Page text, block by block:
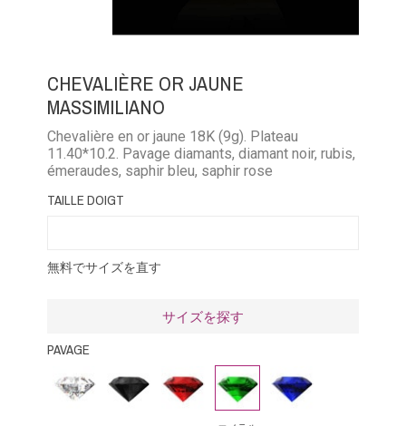
CHEVALIÈRE OR JAUNE
MASSIMILIANO
Chevalière en or jaune 18K (9g). Plateau
11.40*10.2. Pavage diamants, diamant noir, rubis,
émeraudes, saphir bleu, saphir rose
TAILLE DOIGT
無料でサイズを直す
サイズを探す
PAVAGE
ダ
ブ
ラ
ル
ビ
エ
メ
ブ
ル